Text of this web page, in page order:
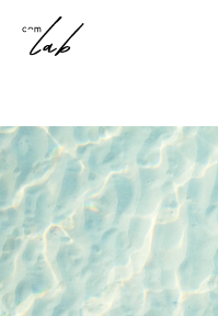
Service 事業一覧
Works 制作事例
Comlab journal
Recruit 採用情報